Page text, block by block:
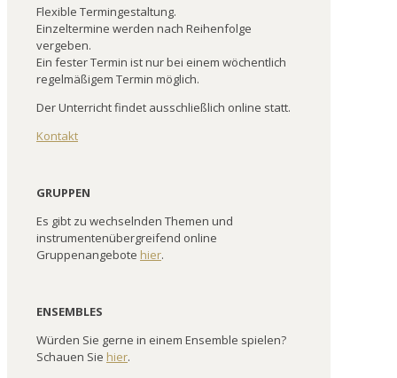
Flexible Termingestaltung.
Einzeltermine werden nach Reihenfolge
vergeben.
Ein fester Termin ist nur bei einem wöchentlich
regelmäßigem Termin möglich.
Der Unterricht findet ausschließlich online statt.
Kontakt
GRUPPEN
Es gibt zu wechselnden Themen und
instrumentenübergreifend online
Gruppenangebote hier.
ENSEMBLES
Würden Sie gerne in einem Ensemble spielen?
Schauen Sie hier.